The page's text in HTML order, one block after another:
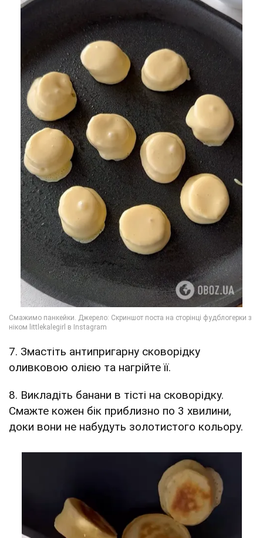
7. Змастіть антипригарну сковорідку
оливковою олією та нагрійте її.
8. Викладіть банани в тісті на сковорідку.
Смажте кожен бік приблизно по 3 хвилини,
доки вони не набудуть золотистого кольору.